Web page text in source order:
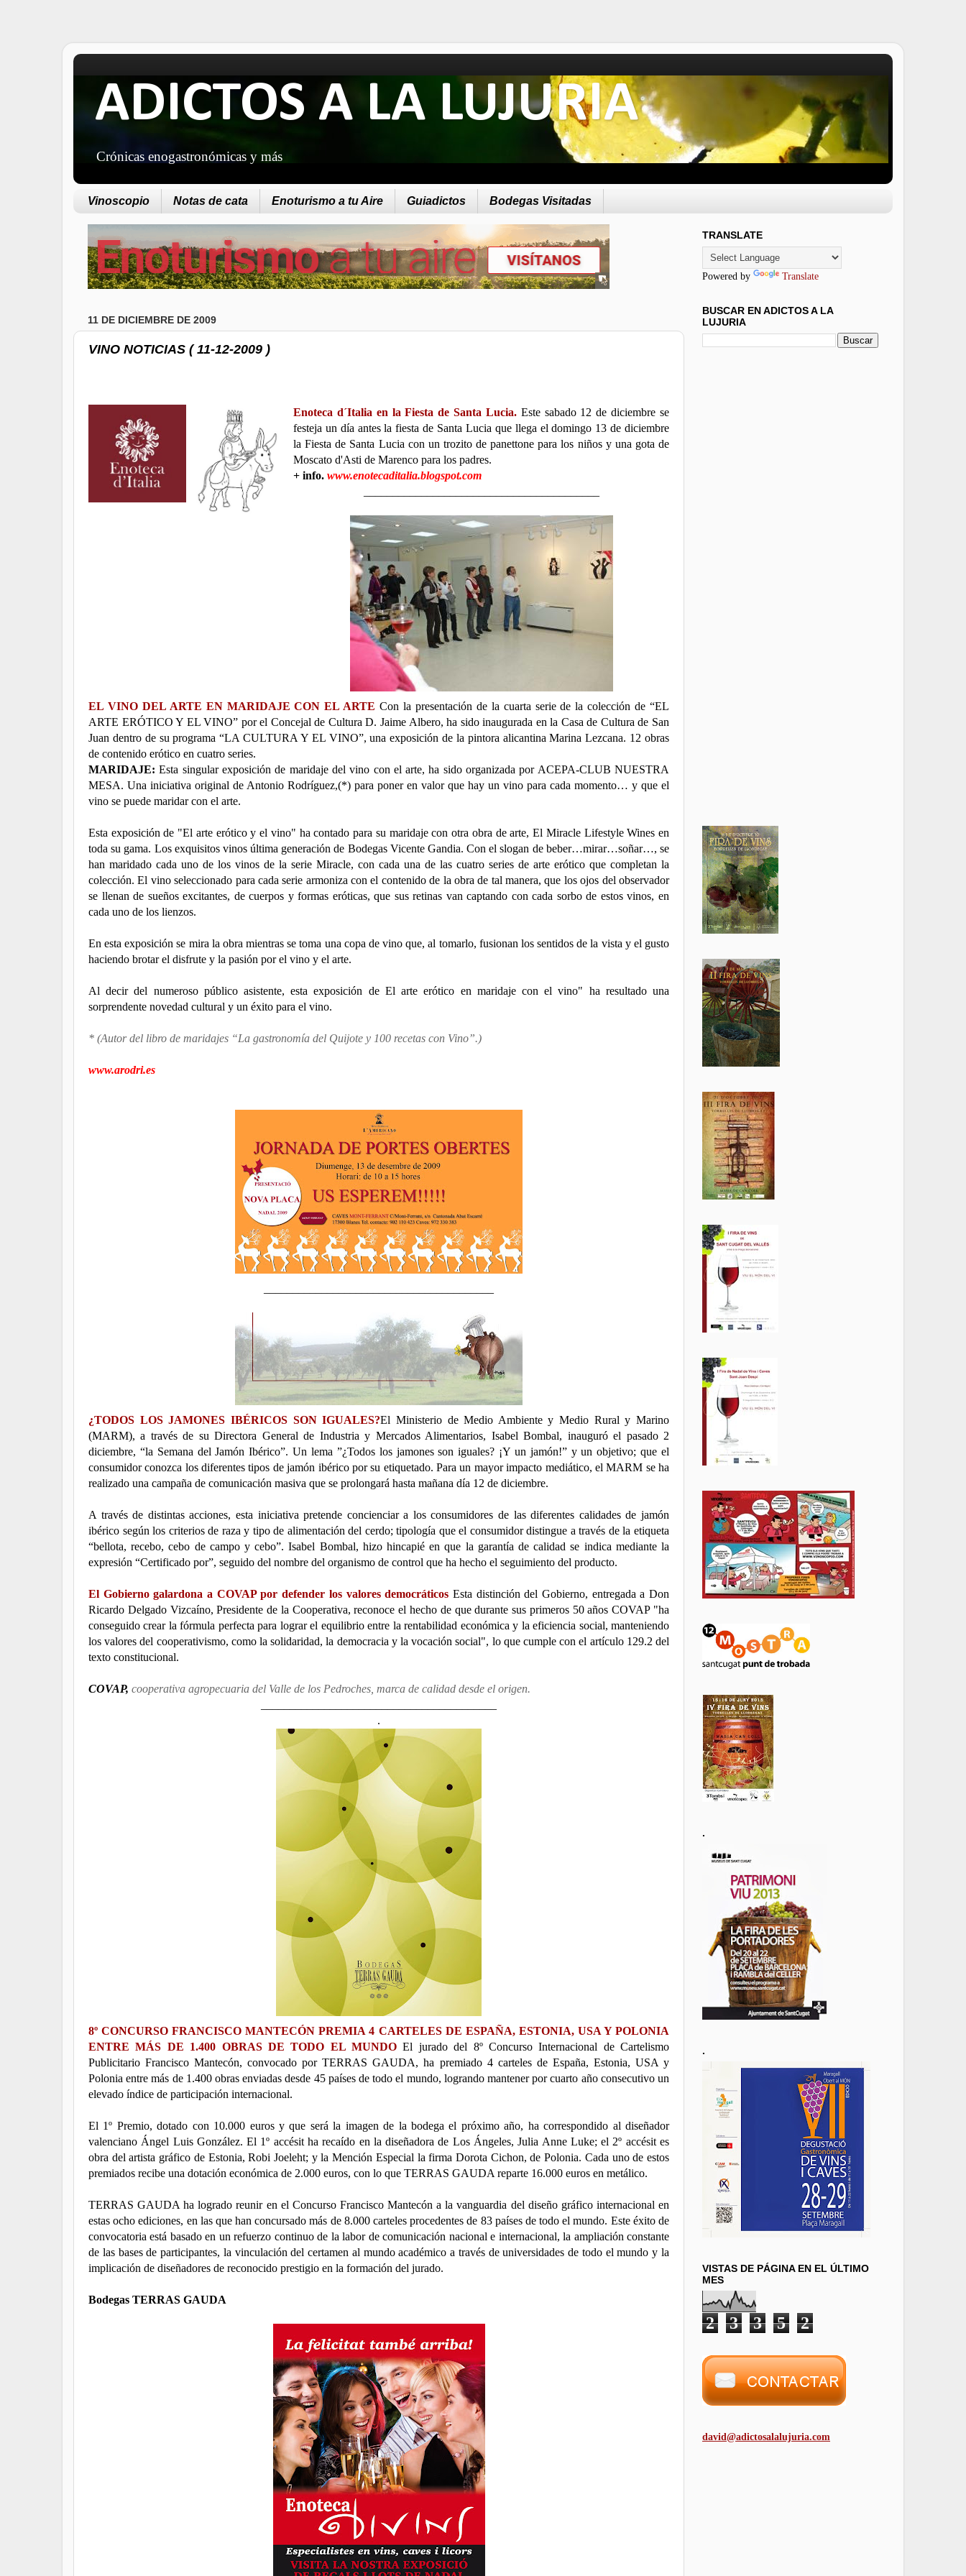
ADICTOS A LA LUJURIA
Crónicas enogastronómicas y más
Vinoscopio Notas de cata Enoturismo a tu Aire Guiadictos Bodegas Visitadas
11 DE DICIEMBRE DE 2009
VINO NOTICIAS ( 11-12-2009 )
Enoteca d´Italia en la Fiesta de Santa Lucia. Este sabado 12 de diciembre se
festeja un día antes la fiesta de Santa Lucia que llega el domingo 13 de diciembre
la Fiesta de Santa Lucia con un trozito de panettone para los niños y una gota de
Moscato d'Asti de Marenco para los padres.
+ info. www.enotecaditalia.blogspot.com
EL VINO DEL ARTE EN MARIDAJE CON EL ARTE Con la presentación de la cuarta serie de la colección de “EL
ARTE ERÓTICO Y EL VINO” por el Concejal de Cultura D. Jaime Albero, ha sido inaugurada en la Casa de Cultura de San
Juan dentro de su programa “LA CULTURA Y EL VINO”, una exposición de la pintora alicantina Marina Lezcana. 12 obras
de contenido erótico en cuatro series.
MARIDAJE:Esta singular exposición de maridaje del vino con el arte, ha sido organizada por ACEPA-CLUB NUESTRA
MESA. Una iniciativa original de Antonio Rodríguez,(*) para poner en valor que hay un vino para cada momento… y que el
vino se puede maridar con el arte.
Esta exposición de "El arte erótico y el vino" ha contado para su maridaje con otra obra de arte, El Miracle Lifestyle Wines en
toda su gama. Los exquisitos vinos última generación de Bodegas Vicente Gandia. Con el slogan de beber…mirar…soñar…, se
han maridado cada uno de los vinos de la serie Miracle, con cada una de las cuatro series de arte erótico que completan la
colección. El vino seleccionado para cada serie armoniza con el contenido de la obra de tal manera, que los ojos del observador
se llenan de sueños excitantes, de cuerpos y formas eróticas, que sus retinas van captando con cada sorbo de estos vinos, en
cada uno de los lienzos.
En esta exposición se mira la obra mientras se toma una copa de vino que, al tomarlo, fusionan los sentidos de la vista y el gusto
haciendo brotar el disfrute y la pasión por el vino y el arte.
Al decir del numeroso público asistente, esta exposición de El arte erótico en maridaje con el vino" ha resultado una
sorprendente novedad cultural y un éxito para el vino.
* (Autor del libro de maridajes “La gastronomía del Quijote y 100 recetas con Vino”.)
www.arodri.es
¿TODOS LOS JAMONES IBÉRICOS SON IGUALES?El Ministerio de Medio Ambiente y Medio Rural y Marino
(MARM), a través de su Directora General de Industria y Mercados Alimentarios, Isabel Bombal, inauguró el pasado 2
diciembre, “la Semana del Jamón Ibérico”. Un lema ”¿Todos los jamones son iguales? ¡Y un jamón!” y un objetivo; que el
consumidor conozca los diferentes tipos de jamón ibérico por su etiquetado. Para un mayor impacto mediático, el MARM se ha
realizado una campaña de comunicación masiva que se prolongará hasta mañana día 12 de diciembre.
A través de distintas acciones, esta iniciativa pretende concienciar a los consumidores de las diferentes calidades de jamón
ibérico según los criterios de raza y tipo de alimentación del cerdo; tipología que el consumidor distingue a través de la etiqueta
“bellota, recebo, cebo de campo y cebo”. Isabel Bombal, hizo hincapié en que la garantía de calidad se indica mediante la
expresión “Certificado por”, seguido del nombre del organismo de control que ha hecho el seguimiento del producto.
El Gobierno galardona a COVAP por defender los valores democráticos Esta distinción del Gobierno, entregada a Don
Ricardo Delgado Vizcaíno, Presidente de la Cooperativa, reconoce el hecho de que durante sus primeros 50 años COVAP "ha
conseguido crear la fórmula perfecta para lograr el equilibrio entre la rentabilidad económica y la eficiencia social, manteniendo
los valores del cooperativismo, como la solidaridad, la democracia y la vocación social", lo que cumple con el artículo 129.2 del
texto constitucional.
COVAP, cooperativa agropecuaria del Valle de los Pedroches, marca de calidad desde el origen.
.
8º CONCURSO FRANCISCO MANTECÓN PREMIA 4 CARTELES DE ESPAÑA, ESTONIA, USA Y POLONIA
ENTRE MÁS DE 1.400 OBRAS DE TODO EL MUNDO El jurado del 8º Concurso Internacional de Cartelismo
Publicitario Francisco Mantecón, convocado por TERRAS GAUDA, ha premiado 4 carteles de España, Estonia, USA y
Polonia entre más de 1.400 obras enviadas desde 45 países de todo el mundo, logrando mantener por cuarto año consecutivo un
elevado índice de participación internacional.
El 1º Premio, dotado con 10.000 euros y que será la imagen de la bodega el próximo año, ha correspondido al diseñador
valenciano Ángel Luis González. El 1º accésit ha recaído en la diseñadora de Los Ángeles, Julia Anne Luke; el 2º accésit es
obra del artista gráfico de Estonia, Robi Joeleht; y la Mención Especial la firma Dorota Cichon, de Polonia. Cada uno de estos
premiados recibe una dotación económica de 2.000 euros, con lo que TERRAS GAUDA reparte 16.000 euros en metálico.
TERRAS GAUDA ha logrado reunir en el Concurso Francisco Mantecón a la vanguardia del diseño gráfico internacional en
estas ocho ediciones, en las que han concursado más de 8.000 carteles procedentes de 83 países de todo el mundo. Este éxito de
convocatoria está basado en un refuerzo continuo de la labor de comunicación nacional e internacional, la ampliación constante
de las bases de participantes, la vinculación del certamen al mundo académico a través de universidades de todo el mundo y la
implicación de diseñadores de reconocido prestigio en la formación del jurado.
Bodegas TERRAS GAUDA
TRANSLATE
Powered by Translate
BUSCAR EN ADICTOS A LA
LUJURIA
.
.
VISTAS DE PÁGINA EN EL ÚLTIMO
MES
2 3 3 5 2
david@adictosalalujuria.com